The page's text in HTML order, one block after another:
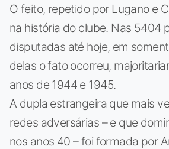
O feito, repetido por Lugano e
na história do clube. Nas 5404
disputadas até hoje, em
delas o fato ocorreu,
anos de 1944 e 1945.
A dupla estrangeira que mais
redes adversárias – e que
nos anos 40 – foi formada por